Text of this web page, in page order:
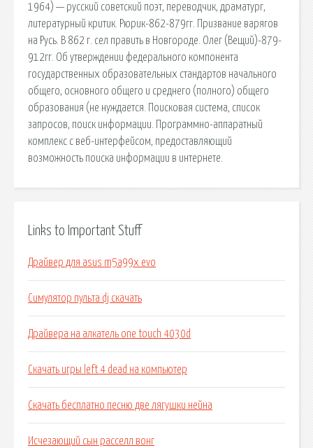
1964) — русский советский поэт, переводчик, драматург,
литературный критик. Рюрик-862-879гг. Призвание варягов
на Русь. В 862 г. сел править в Новгороде. Олег (Вещий)-879-
912гг. Об утверждении федерального компонента
государственных образовательных стандартов начального
общего, основного общего и среднего (полного) общего
образования (не нуждается. Поисковая сиcтема, список
запросов, поиск информации. Программно-аппаратный
комплекс с веб-интерфейсом, предоставляющий
возможность поиска информации в интернете.
Links to Important Stuff
Драйвер для asus m5a99x evo
Симулятор пульта dj скачать
Драйвера на алкатель one touch 4030d
Скачать игры left 4 dead на компьютер
Скачать бесплатно песню две лягушки нейна
Исчезающий сын расселл вонг